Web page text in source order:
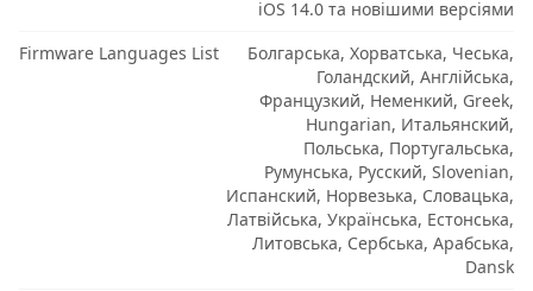
iOS 14.0 та новішими версіями
Firmware Languages List
Болгарська, Хорватська, Чеська,
Голандский, Англійська,
Французкий, Неменкий, Greek,
Hungarian, Итальянский,
Польська, Португальська,
Румунська, Русский, Slovenian,
Испанский, Норвезька, Словацька,
Латвійська, Українська, Естонська,
Литовська, Сербська, Арабська,
Dansk